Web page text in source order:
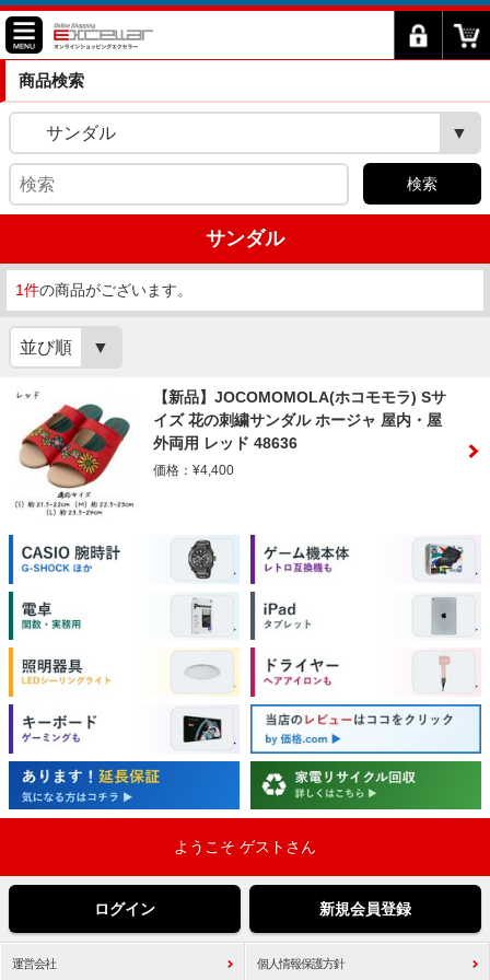
商品検索
サンダル
検索
サンダル
1件の商品がございます。
並び順
【新品】JOCOMOMOLA(ホコモモラ) Sサ
イズ 花の刺繍サンダル ホージャ 屋内・屋
外両用 レッド 48636
価格：¥4,400
ようこそ ゲストさん
ログイン 新規会員登録
運営会社 個人情報保護方針